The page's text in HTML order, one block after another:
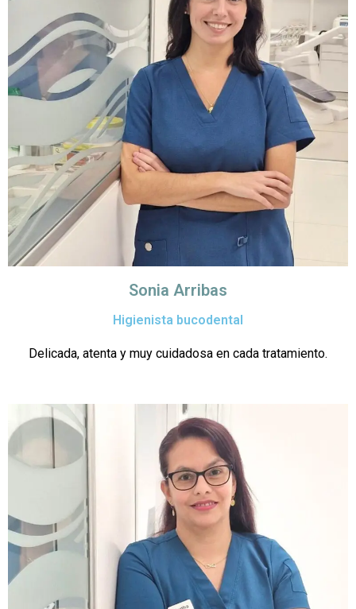
Sonia Arribas
Higienista bucodental
Delicada, atenta y muy cuidadosa en cada tratamiento.